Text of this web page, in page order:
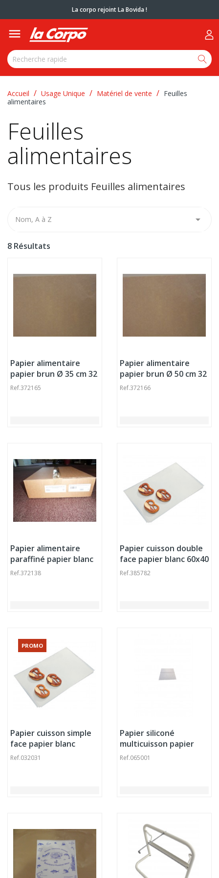
La corpo rejoint La Bovida !

Accueil Usage Unique Matériel de vente
Feuilles
alimentaires
Feuilles
alimentaires
Tous les produits Feuilles alimentaires
Nom, A à Z 
8 Résultats
Papier alimentaire
papier brun Ø 35 cm 32
g/m²
Ref.372165
Papier alimentaire
papier brun Ø 50 cm 32
g/m²
Ref.372166
Papier alimentaire
paraffiné papier blanc
25x32 cm 52 g/m² (2238
Ref.372138
Papier cuisson double
face papier blanc 60x40
cm Pro.cooker (500
Ref.385782
PROMO
Papier cuisson simple
face papier blanc
53x32,5 cm Pro.cooker
Ref.032031
Papier siliconé
multicuisson papier
blanc 650x500 mm (5
Ref.065001